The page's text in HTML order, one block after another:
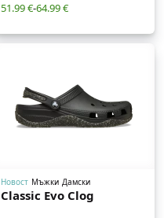
51.99 €-64.99 €
Новост Мъжки Дамски
Classic Evo Clog